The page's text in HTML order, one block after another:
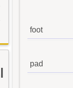
foot
pad